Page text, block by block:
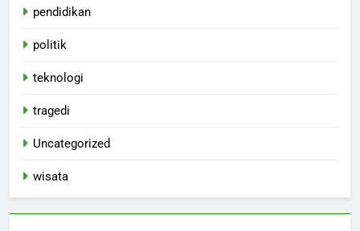
pendidikan
politik
teknologi
tragedi
Uncategorized
wisata